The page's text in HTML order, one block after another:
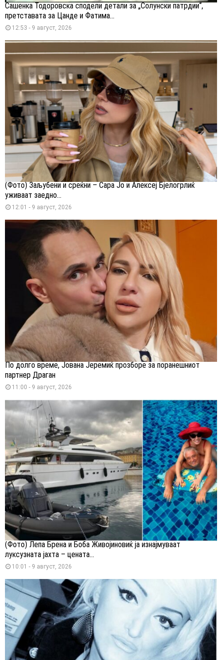
Сашенка Тодоровска сподели детали за „Солунски патрдии“,
претставата за Цанде и Фатима...
12:53 - 9 август, 2026
(Фото) Заљубени и среќни – Сара Јо и Алексеј Бјелогрлиќ
уживаат заедно...
12:01 - 9 август, 2026
По долго време, Јована Јеремиќ прозборе за поранешниот
партнер Драган
11:00 - 9 август, 2026
(Фото) Лепа Брена и Боба Живојиновиќ ја изнајмуваат
луксузната јахта – цената...
10:01 - 9 август, 2026